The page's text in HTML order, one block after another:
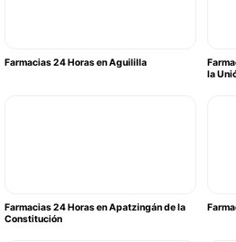
Farmacias 24 Horas en Aguililla
la
Farmacias 24 Horas en Apatzingán de la
Constitución